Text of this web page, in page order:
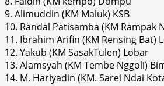
9. Alimuddin (KM Maluk) KSB
10. Randal Patisamba (KM Rampak
11. Ibrahim Arifin (KM Rensing Bat)
12. Yakub (KM SasakTulen) Lobar
13. Alamsyah (KM Tembe Nggoli)
14. M. Hariyadin (KM. Sarei Ndai